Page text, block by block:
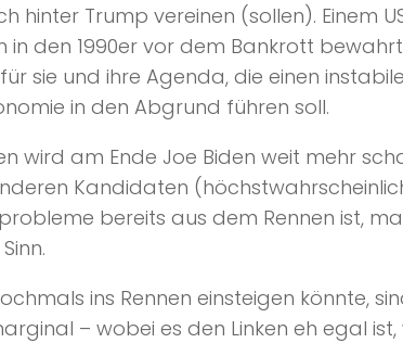
hinter Trump vereinen (sollen). Einem
in den 1990er vor dem Bankrott
für sie und ihre Agenda, die einen
in den Abgrund führen soll.
wird am Ende Joe Biden weit mehr
Kandidaten
bereits aus dem Rennen ist,
ins Rennen einsteigen könnte,
– wobei es den Linken eh egal